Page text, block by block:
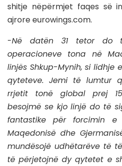
shitje nëpërmjet faqes së
ajrore eurowings.com.
-Në datën 31 tetor do
operacioneve tona në
linjës Shkup-Mynih, si lidhje
qyteteve. Jemi të lumtur
rrjetit tonë global prej
besojmë se kjo linjë do të
fantastike për forcimin e
Maqedonisë dhe
mundësojë udhëtarëve të
të përjetojnë dy qytetet e